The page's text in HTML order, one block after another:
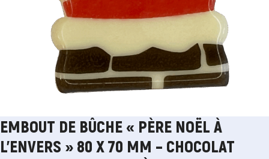
EMBOUT DE BÛCHE « PÈRE NOËL À
L’ENVERS » 80 X 70 MM – CHOCOLAT